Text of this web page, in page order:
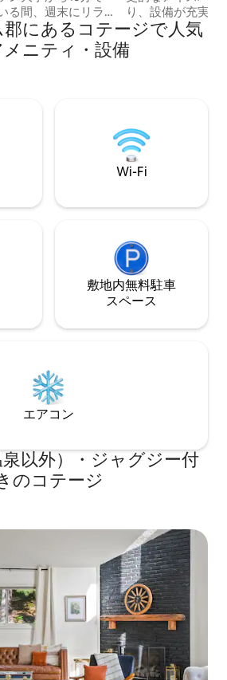
る間、週末にリラ
サヌテン・リゾー
から5分です。ハイ
ティングなど、さ
スをご利用くださ
牧されています。
たくさんありま
予約ください。ゲ
いらっしゃってく
り、設備が充実
岩の露頭に建てら
コンセプトのデザ
ーンベッドルーム
スカイライン・
ではありません）
キーリゾート、ワ
煙、イベント、ペ
にあるコテージで人気
ニティ・設備
Wi-Fi
敷地内無料駐⁠車
ス⁠ペ⁠ー⁠ス
エアコン
以外）・ジャグジー付
のコテージ